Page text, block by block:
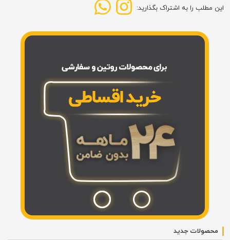
این مطلب را به اشتراک بگذارید:
محصولات جدید